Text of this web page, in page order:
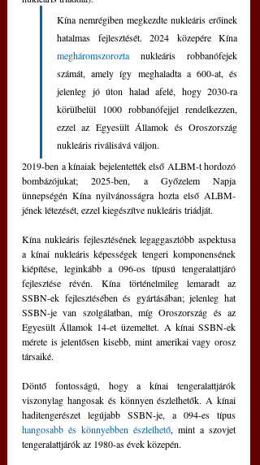
Kína nemrégiben megkezdte nukleáris erőinek
megháromszorozta nukleáris robbanófejek
számát, amely így meghaladta a 600-at, és
jelenleg jó úton halad afelé, hogy 2030-ra
körülbelül 1000 robbanófejjel rendelkezzen,
ezzel az Egyesült Államok és Oroszország
nukleáris riválisává váljon.
2019-ben a kínaiak bejelentették első ALBM-t hordozó
bombázójukat; 2025-ben, a Győzelem Napja
ünnepségén Kína nyilvánosságra hozta első ALBM-
jének létezését, ezzel kiegészítve nukleáris triádját.
Kína nukleáris fejlesztésének legaggasztóbb aspektusa
a kínai nukleáris képességek tengeri komponensének
kiépítése, leginkább a 096-os típusú tengeralattjáró
fejlesztése révén. Kína történelmileg lemaradt az
SSBN-ek fejlesztésében és gyártásában; jelenleg hat
SSBN-je van szolgálatban, míg Oroszország és az
Egyesült Államok 14-et üzemeltet. A kínai SSBN-ek
mérete is jelentősen kisebb, mint amerikai vagy orosz
társaiké.
Döntő fontosságú, hogy a kínai tengeralattjárók
viszonylag hangosak és könnyen észlelhetők. A kínai
hangosabb és könnyebben észlelhető, mint a szovjet
tengeralattjárók az 1980-as évek közepén.